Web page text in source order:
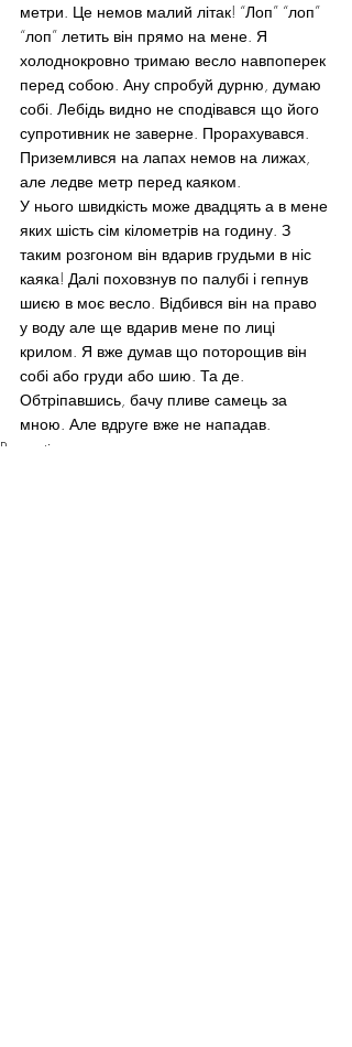
метри. Це немов малий літак! “Лоп” “лоп”
“лоп” летить він прямо на мене. Я
холоднокровно тримаю весло навпоперек
перед собою. Ану спробуй дурню, думаю
собі. Лебідь видно не сподівався що його
супротивник не заверне. Прорахувався.
Приземлився на лапах немов на лижах,
але ледве метр перед каяком.
У нього швидкість може двадцять а в мене
яких шість сім кілометрів на годину. З
таким розгоном він вдарив грудьми в ніс
каяка! Далі поховзнув по палубі і гепнув
шиєю в моє весло. Відбився він на право
у воду але ще вдарив мене по лиці
крилом. Я вже думав що поторощив він
собі або груди або шию. Та де.
Обтріпавшись, бачу пливе самець за
мною. Але вдруге вже не нападав.
Recreation